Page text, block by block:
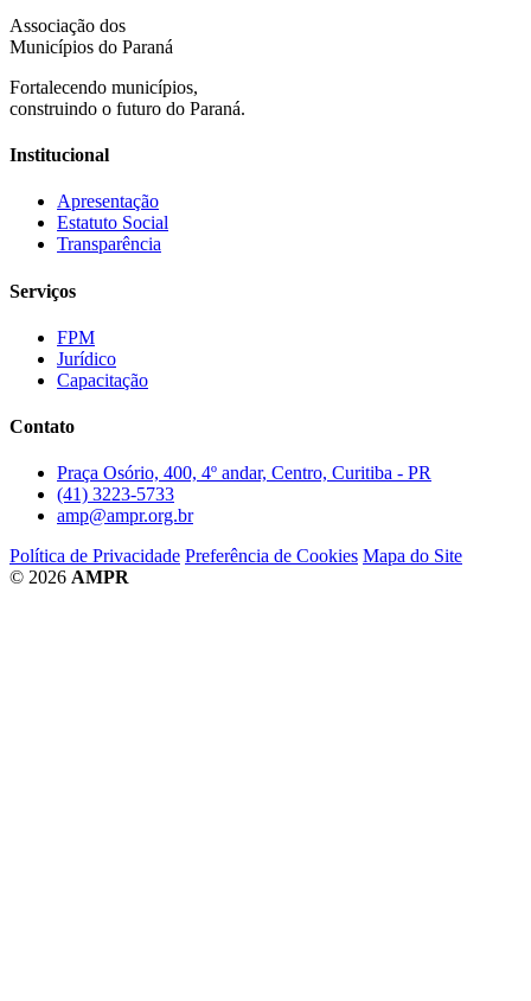
Associação dos
Municípios do Paraná
Fortalecendo municípios,
construindo o futuro do Paraná.
Institucional
Apresentação
Estatuto Social
Transparência
Serviços
FPM
Jurídico
Capacitação
Contato
Praça Osório, 400, 4º andar, Centro, Curitiba - PR
(41) 3223-5733
amp@ampr.org.br
Política de Privacidade Preferência de Cookies Mapa do Site
© 2026 AMPR